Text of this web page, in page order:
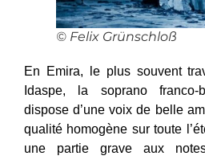
© Felix Grünschloß
En Emira, le plus souvent
Idaspe, la soprano franco-
dispose d’une voix de belle
qualité homogène sur toute
une partie grave aux